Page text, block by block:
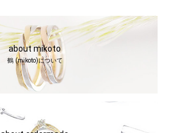
about mikoto
鶴 (mikoto)について